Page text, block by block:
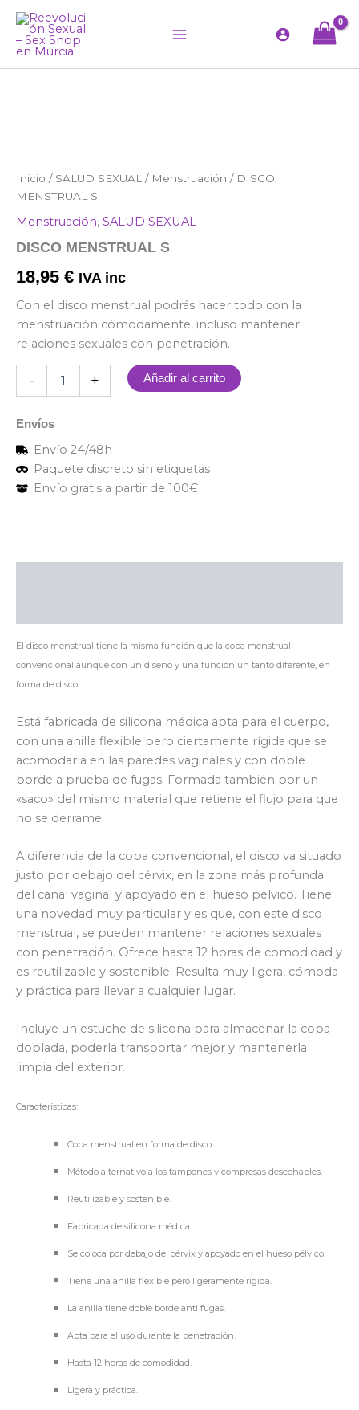
contenido
Inicio / SALUD SEXUAL/ Menstruación / DISCO
MENSTRUAL S
Menstruación, SALUD SEXUAL
DISCO MENSTRUAL S
18,95 € IVA inc
Con el disco menstrual podrás hacer todo con la
menstruación cómodamente, incluso mantener
relaciones sexuales con penetración.
-
DISCO
MENSTRUAL
cantidad
+ Añadir al carrito
Envíos
Envío 24/48h
Paquete discreto sin etiquetas
Envío gratis a partir de 100€
El disco menstrual tiene la misma función que la copa menstrual
convencional aunque con un diseño y una función un tanto diferente, en
forma de disco.
Está fabricada de silicona médica apta para el cuerpo,
con una anilla flexible pero ciertamente rígida que se
acomodaría en las paredes vaginales y con doble
borde a prueba de fugas. Formada también por un
«saco» del mismo material que retiene el flujo para que
no se derrame.
A diferencia de la copa convencional, el disco va situado
justo por debajo del cérvix, en la zona más profunda
del canal vaginal y apoyado en el hueso pélvico. Tiene
una novedad muy particular y es que, con este disco
menstrual, se pueden mantener relaciones sexuales
con penetración. Ofrece hasta 12 horas de comodidad y
es reutilizable y sostenible. Resulta muy ligera, cómoda
y práctica para llevar a cualquier lugar.
Incluye un estuche de silicona para almacenar la copa
doblada, poderla transportar mejor y mantenerla
limpia del exterior.
Características:
Copa menstrual en forma de disco.
Método alternativo a los tampones y compresas desechables.
Reutilizable y sostenible.
Fabricada de silicona médica.
Se coloca por debajo del cérvix y apoyado en el hueso pélvico.
Tiene una anilla flexible pero ligeramente rígida.
La anilla tiene doble borde anti fugas.
Apta para el uso durante la penetración.
Hasta 12 horas de comodidad.
Ligera y práctica.